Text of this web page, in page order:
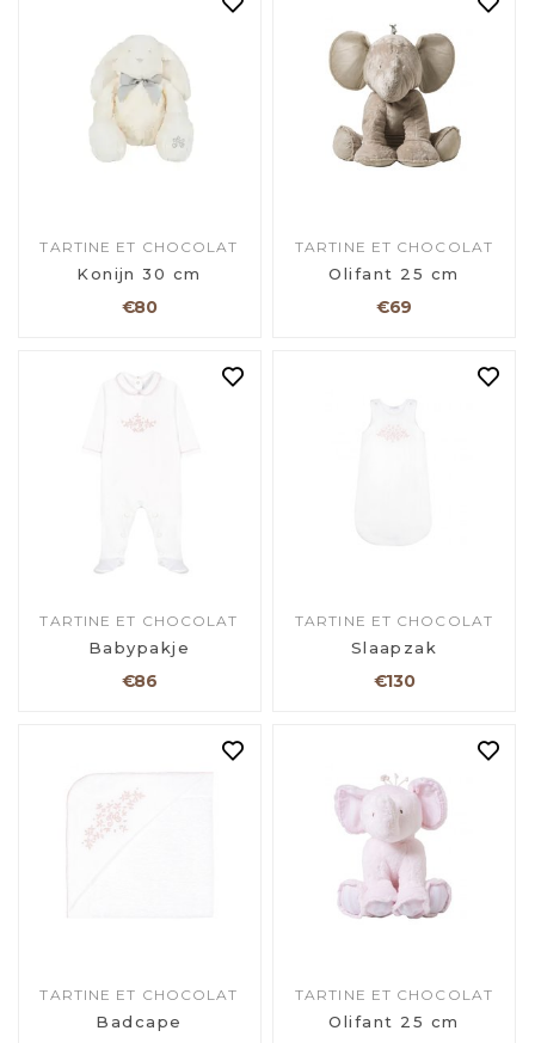
TARTINE ET CHOCOLAT
Konijn 30 cm
€80
TARTINE ET CHOCOLAT
Olifant 25 cm
€69
TARTINE ET CHOCOLAT
Babypakje
€86
TARTINE ET CHOCOLAT
Slaapzak
€130
TARTINE ET CHOCOLAT
Badcape
TARTINE ET CHOCOLAT
Olifant 25 cm